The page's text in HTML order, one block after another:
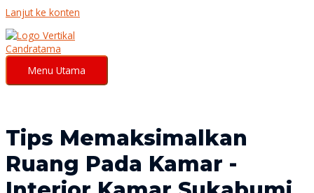
Lanjut ke konten
Menu Utama
Tips Memaksimalkan
Ruang Pada Kamar -